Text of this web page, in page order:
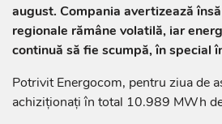
august. Compania avertizează
regionale rămâne volatilă, iar
continuă să fie scumpă, în special
Potrivit Energocom, pentru ziua de
achiziționați în total 10.989 MWh